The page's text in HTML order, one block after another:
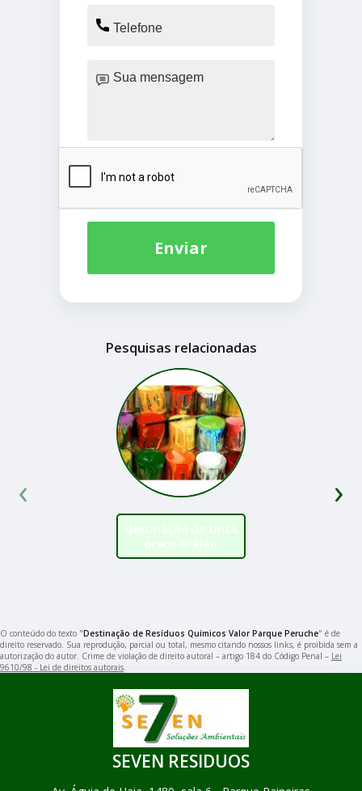
Enviar
Pesquisas relacionadas
destinação de tinta
preço Grajau
‹ ›
O conteúdo do texto "Destinação de Resíduos Químicos Valor Parque Peruche" é de
direito reservado. Sua reprodução, parcial ou total, mesmo citando nossos links, é proibida sem a
autorização do autor. Crime de violação de direito autoral – artigo 184 do Código Penal – Lei
9610/98 - Lei de direitos autorais.
SEVEN RESIDUOS